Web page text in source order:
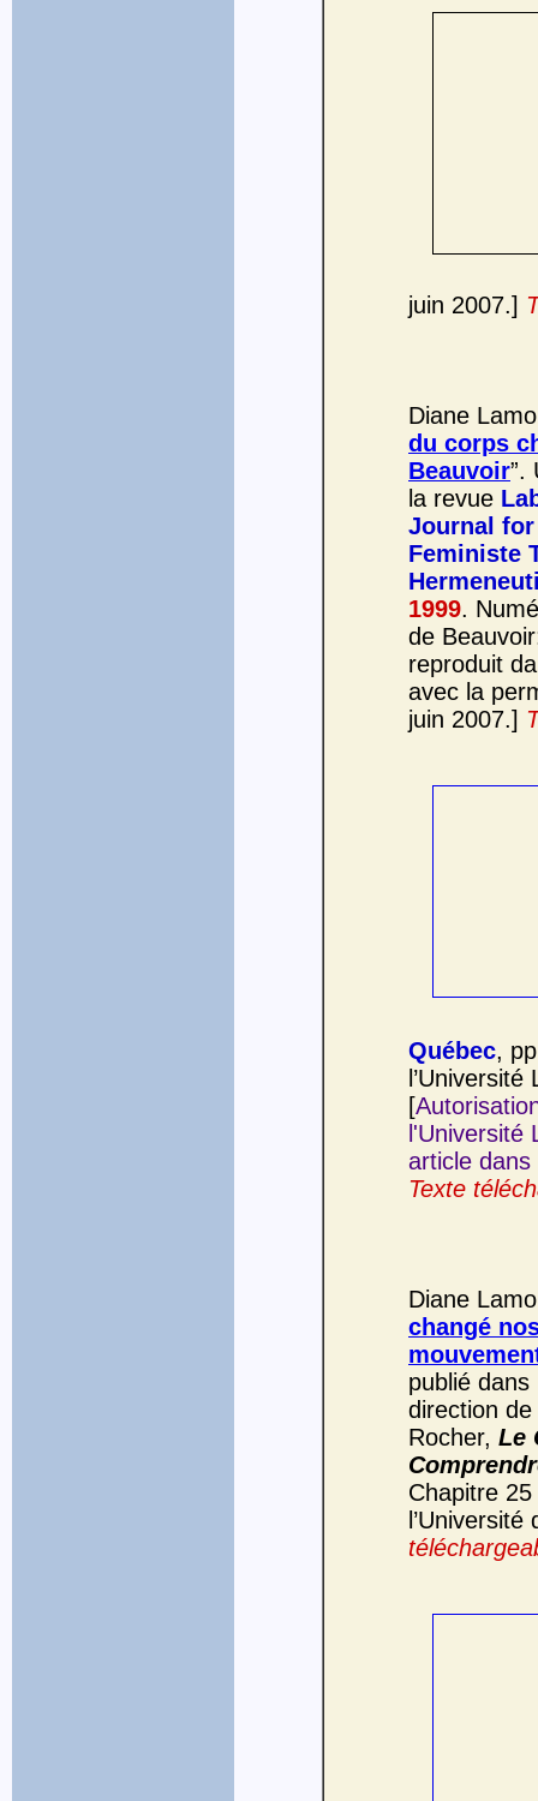
juin 2007.]
Diane
du corps
Beauvoir”.
la revue
Journal
Feministe
1999.
de
reproduit
avec la
juin 2007.]
Québec,
[
l'Université
article dans
Texte
Diane
changé
publié dans
direction
Rocher, Le
Chapitre